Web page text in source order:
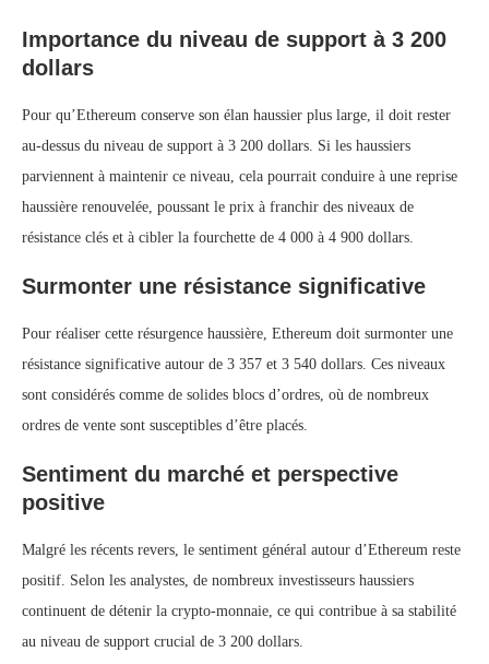
Importance du niveau de support à 3 200
dollars
Pour qu’Ethereum conserve son élan haussier plus large, il doit rester
au-dessus du niveau de support à 3 200 dollars. Si les haussiers
parviennent à maintenir ce niveau, cela pourrait conduire à une reprise
haussière renouvelée, poussant le prix à franchir des niveaux de
résistance clés et à cibler la fourchette de 4 000 à 4 900 dollars.
Surmonter une résistance significative
Pour réaliser cette résurgence haussière, Ethereum doit surmonter une
résistance significative autour de 3 357 et 3 540 dollars. Ces niveaux
sont considérés comme de solides blocs d’ordres, où de nombreux
ordres de vente sont susceptibles d’être placés.
Sentiment du marché et perspective
positive
Malgré les récents revers, le sentiment général autour d’Ethereum reste
positif. Selon les analystes, de nombreux investisseurs haussiers
continuent de détenir la crypto-monnaie, ce qui contribue à sa stabilité
au niveau de support crucial de 3 200 dollars.